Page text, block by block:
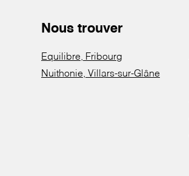
Nous trouver
Equilibre, Fribourg
Nuithonie, Villars-sur-Glâne